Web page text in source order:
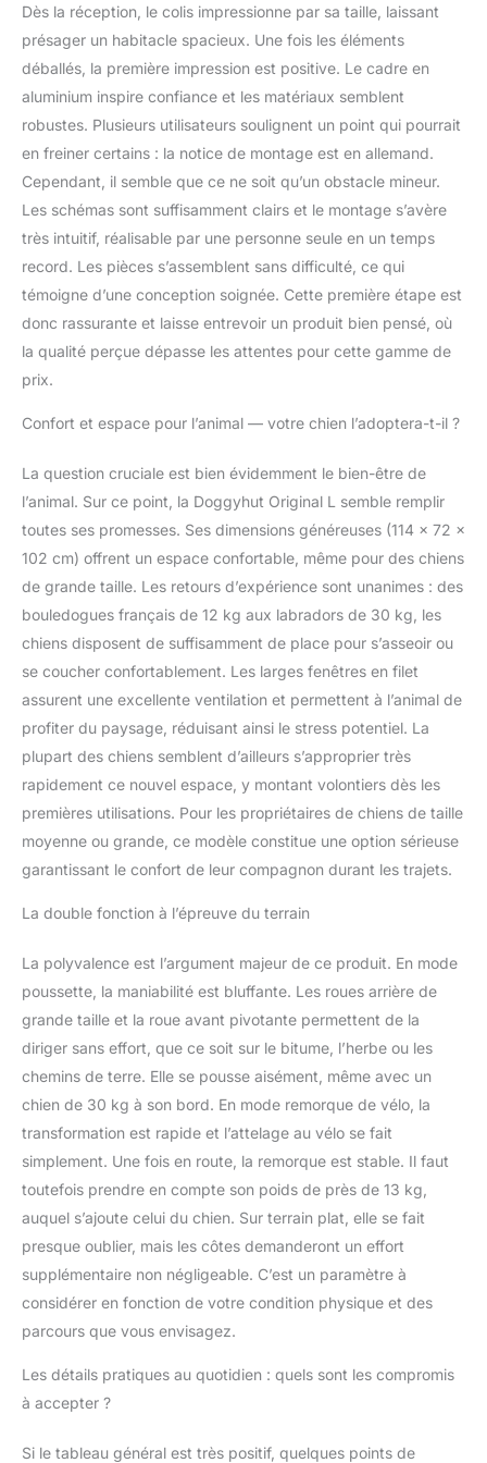
coucher pendant le
trajet. Les freins de
stationnement
empêchent la
lors du chargement et
du déchargement La
porte avant comprend
une couche de
moustiquaire zippée et
un toit ouvrant zippé
pour que la tête du
chien sorte.
Conversion facile entre
la remorque de vélo et
la poussette. La roue
universel à l'essieu
S'assemble en
quelques minutes et se
plie à plat pour un
rangement et un
transport faciles
Dès la réception, le colis impressionne par sa taille, laissant
présager un habitacle spacieux. Une fois les éléments
déballés, la première impression est positive. Le cadre en
aluminium inspire confiance et les matériaux semblent
robustes. Plusieurs utilisateurs soulignent un point qui pourrait
en freiner certains : la notice de montage est en allemand.
Cependant, il semble que ce ne soit qu’un obstacle mineur.
Les schémas sont suffisamment clairs et le montage s’avère
très intuitif, réalisable par une personne seule en un temps
record. Les pièces s’assemblent sans difficulté, ce qui
témoigne d’une conception soignée. Cette première étape est
donc rassurante et laisse entrevoir un produit bien pensé, où
la qualité perçue dépasse les attentes pour cette gamme de
prix.
Confort et espace pour l’animal — votre chien l’adoptera-t-il ?
La question cruciale est bien évidemment le bien-être de
l’animal. Sur ce point, la Doggyhut Original L semble remplir
toutes ses promesses. Ses dimensions généreuses (114 x 72 x
102 cm) offrent un espace confortable, même pour des chiens
de grande taille. Les retours d’expérience sont unanimes : des
bouledogues français de 12 kg aux labradors de 30 kg, les
chiens disposent de suffisamment de place pour s’asseoir ou
se coucher confortablement. Les larges fenêtres en filet
assurent une excellente ventilation et permettent à l’animal de
profiter du paysage, réduisant ainsi le stress potentiel. La
plupart des chiens semblent d’ailleurs s’approprier très
rapidement ce nouvel espace, y montant volontiers dès les
premières utilisations. Pour les propriétaires de chiens de taille
moyenne ou grande, ce modèle constitue une option sérieuse
garantissant le confort de leur compagnon durant les trajets.
La double fonction à l’épreuve du terrain
La polyvalence est l’argument majeur de ce produit. En mode
poussette, la maniabilité est bluffante. Les roues arrière de
grande taille et la roue avant pivotante permettent de la
diriger sans effort, que ce soit sur le bitume, l’herbe ou les
chemins de terre. Elle se pousse aisément, même avec un
chien de 30 kg à son bord. En mode remorque de vélo, la
transformation est rapide et l’attelage au vélo se fait
simplement. Une fois en route, la remorque est stable. Il faut
toutefois prendre en compte son poids de près de 13 kg,
auquel s’ajoute celui du chien. Sur terrain plat, elle se fait
presque oublier, mais les côtes demanderont un effort
supplémentaire non négligeable. C’est un paramètre à
considérer en fonction de votre condition physique et des
parcours que vous envisagez.
Les détails pratiques au quotidien : quels sont les compromis
à accepter ?
Si le tableau général est très positif, quelques points de